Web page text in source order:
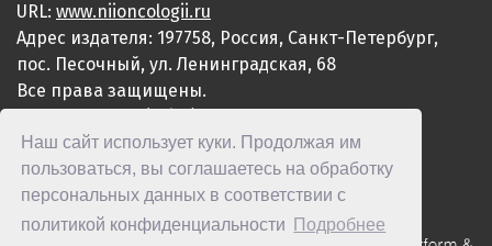
Наш сайт использует куки. Продолжая им
пользоваться, вы соглашаетесь на обработку
персональных данных в соответствии с
политикой конфиденциальности
Подробнее
URL: www.niioncologii.ru
Адрес издателя: 197758, Россия, Санкт-Петербург,
пос. Песочный, ул. Ленинградская, 68
Все права защищены.
ISSN 2949-4915 (Online)